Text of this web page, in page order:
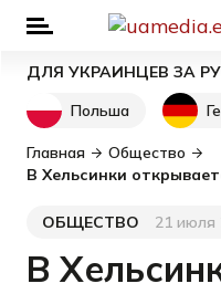
ДЛЯ УКРАИНЦЕВ ЗА
Польша
Главная
Общество
Категория
ОБЩЕСТВО
Дата публикации
21 июля
В